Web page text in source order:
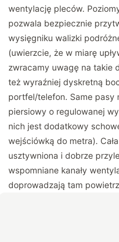
wentylację pleców.
pozwala bezpiecznie
wysięgniku walizki
(uwierzcie, że w miarę
zwracamy uwagę na takie
też wyraźniej dyskretną
portfel/telefon. Same pasy
piersiowy o regulowanej
nich jest dodatkowy
wejściówką do metra).
usztywniona i dobrze
wspomniane kanały
doprowadzają tam